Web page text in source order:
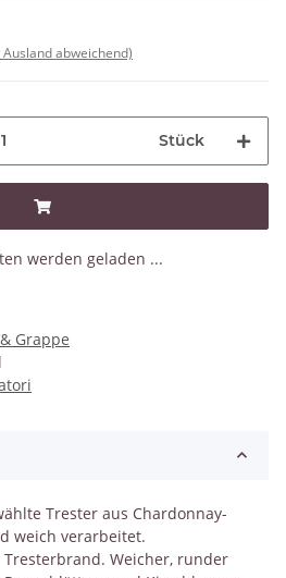
Ausland abweichend)
Stück
werden geladen ...
Grappe
Trester aus Chardonnay-
weich verarbeitet.
Tresterbrand. Weicher, runder